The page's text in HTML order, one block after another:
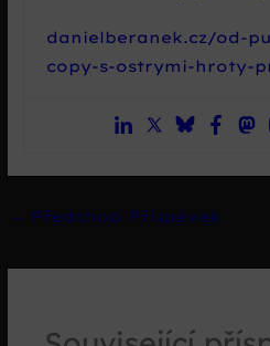
danielberanek.cz/od-
copy-s-ostrymi-hroty-
← Předchozí Příspěvek